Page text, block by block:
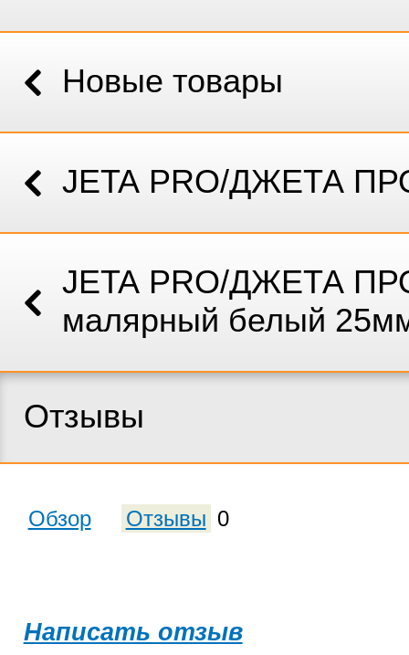
Новые товары
JETA PRO/ДЖЕТА
JETA PRO/ДЖЕТА
малярный белый
Отзывы
Обзор Отзывы 0
Написать отзыв